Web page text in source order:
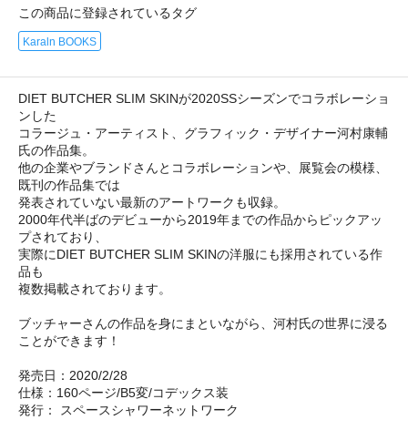
この商品に登録されているタグ
Karaln BOOKS
DIET BUTCHER SLIM SKINが2020SSシーズンでコラボレーショ
ンした
コラージュ・アーティスト、グラフィック・デザイナー河村康輔
氏の作品集。
他の企業やブランドさんとコラボレーションや、展覧会の模様、
既刊の作品集では
発表されていない最新のアートワークも収録。
2000年代半ばのデビューから2019年までの作品からピックアッ
プされており、
実際にDIET BUTCHER SLIM SKINの洋服にも採用されている作
品も
複数掲載されております。
ブッチャーさんの作品を身にまといながら、河村氏の世界に浸る
ことができます！
発売日：2020/2/28
仕様：160ページ/B5変/コデックス装
発行： スペースシャワーネットワーク